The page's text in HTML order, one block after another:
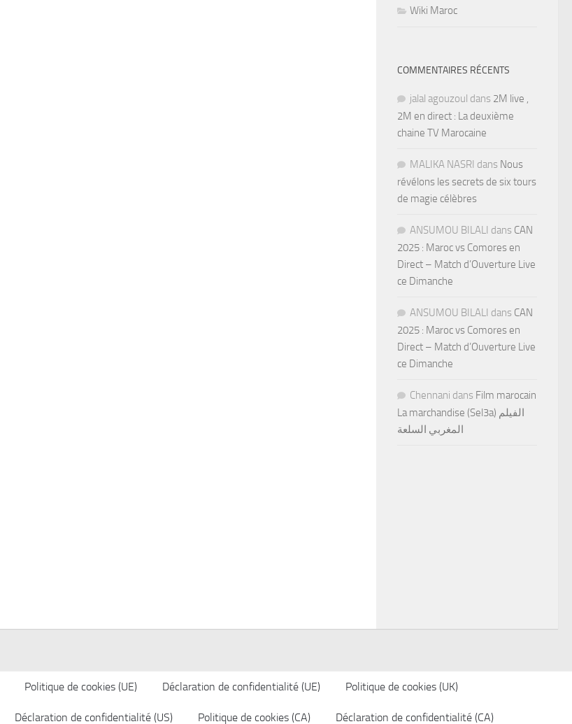
Wiki Maroc
COMMENTAIRES RÉCENTS
jalal agouzoul dans 2M live ,
2M en direct : La deuxième
chaine TV Marocaine
MALIKA NASRI dans Nous
révélons les secrets de six tours
de magie célèbres
ANSUMOU BILALI dans CAN
2025 : Maroc vs Comores en
Direct – Match d’Ouverture Live
ce Dimanche
ANSUMOU BILALI dans CAN
2025 : Maroc vs Comores en
Direct – Match d’Ouverture Live
ce Dimanche
Chennani dans Film marocain
La marchandise (Sel3a) الفيلم
المغربي السلعة
Politique de cookies (UE) Déclaration de confidentialité (UE) Politique de cookies (UK)
Déclaration de confidentialité (US) Politique de cookies (CA) Déclaration de confidentialité (CA)